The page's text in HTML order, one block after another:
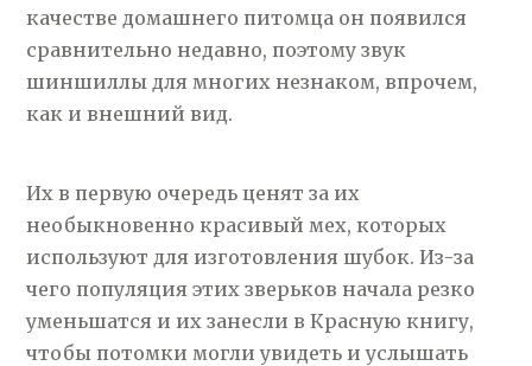
качестве домашнего питомца он появился
сравнительно недавно, поэтому звук
шиншиллы для многих незнаком, впрочем,
как и внешний вид.
Их в первую очередь ценят за их
необыкновенно красивый мех, которых
используют для изготовления шубок. Из-за
чего популяция этих зверьков начала резко
уменьшатся и их занесли в Красную книгу,
чтобы потомки могли увидеть и услышать